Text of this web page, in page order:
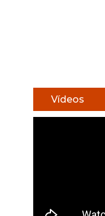
Vídeos